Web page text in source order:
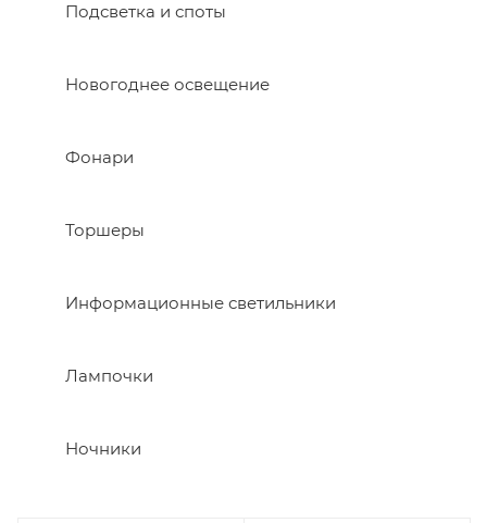
Подсветка и споты
Новогоднее освещение
Фонари
Торшеры
Информационные светильники
Лампочки
Ночники